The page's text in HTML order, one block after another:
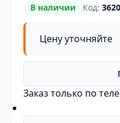
В наличии Код:
Цену уточняйте
Заказ только по